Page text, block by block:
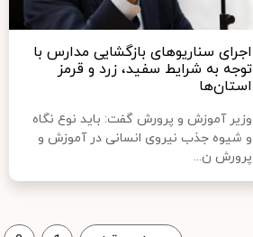
اجرای سناریوهای بازگشایی مدارس با
توجه به شرایط سفید، زرد و قرمز
استان‌ها
وزیر آموزش و پرورش گفت: باید نوع نگاه
و شیوه جذب نیروی انسانی در آموزش و
پرورش ن...